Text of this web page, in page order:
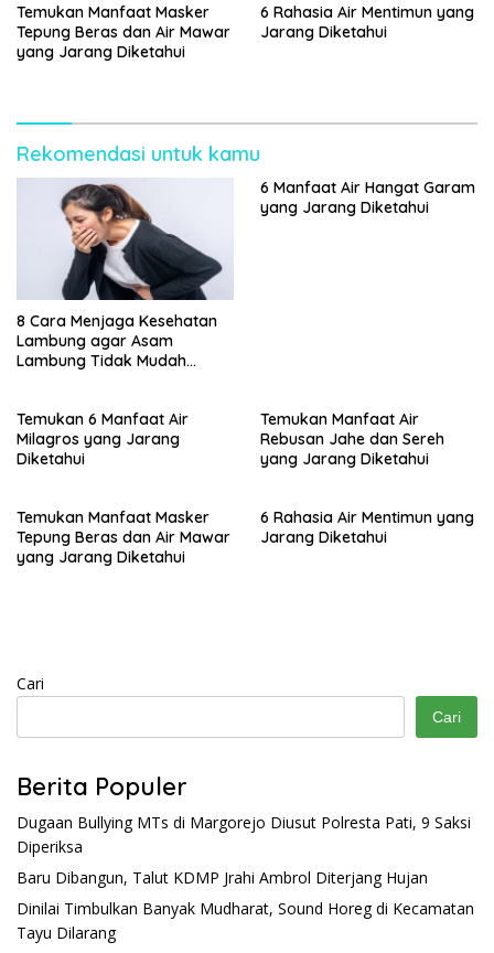
Temukan Manfaat Masker
Tepung Beras dan Air Mawar
yang Jarang Diketahui
6 Rahasia Air Mentimun yang
Jarang Diketahui
Rekomendasi untuk kamu
8 Cara Menjaga Kesehatan
Lambung agar Asam
Lambung Tidak Mudah
6 Manfaat Air Hangat Garam
yang Jarang Diketahui
Temukan 6 Manfaat Air
Milagros yang Jarang
Diketahui
Temukan Manfaat Air
Rebusan Jahe dan Sereh
yang Jarang Diketahui
Temukan Manfaat Masker
Tepung Beras dan Air Mawar
yang Jarang Diketahui
6 Rahasia Air Mentimun yang
Jarang Diketahui
Cari
Cari
Berita Populer
Dugaan Bullying MTs di Margorejo Diusut Polresta Pati, 9 Saksi
Diperiksa
Baru Dibangun, Talut KDMP Jrahi Ambrol Diterjang Hujan
Dinilai Timbulkan Banyak Mudharat, Sound Horeg di Kecamatan
Tayu Dilarang